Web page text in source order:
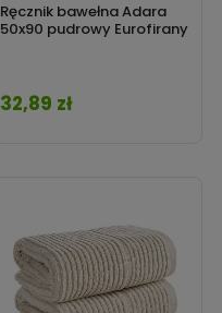
Ręcznik bawełna Adara
50x90 pudrowy Eurofirany
Cena
32,89 zł